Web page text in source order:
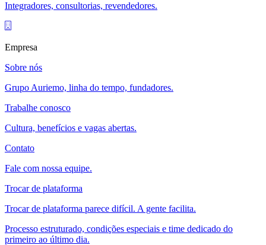
Integradores, consultorias, revendedores.
Empresa
Sobre nós
Grupo Auriemo, linha do tempo, fundadores.
Trabalhe conosco
Cultura, benefícios e vagas abertas.
Contato
Fale com nossa equipe.
Trocar de plataforma
Trocar de plataforma parece difícil. A gente facilita.
Processo estruturado, condições especiais e time dedicado do
primeiro ao último dia.